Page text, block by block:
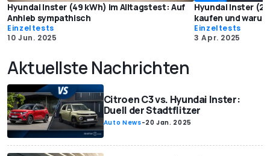
Hyundai Inster (49 kWh) im Alltagstest: Auf
Anhieb sympathisch
Einzeltests
10 Jun. 2025
Hyundai Inster
kaufen und
Einzeltests
3 Apr. 2025
Aktuellste Nachrichten
Citroen C3 vs. Hyundai Inster:
Duell der Stadtflitzer
Auto News-20 Jan. 2025